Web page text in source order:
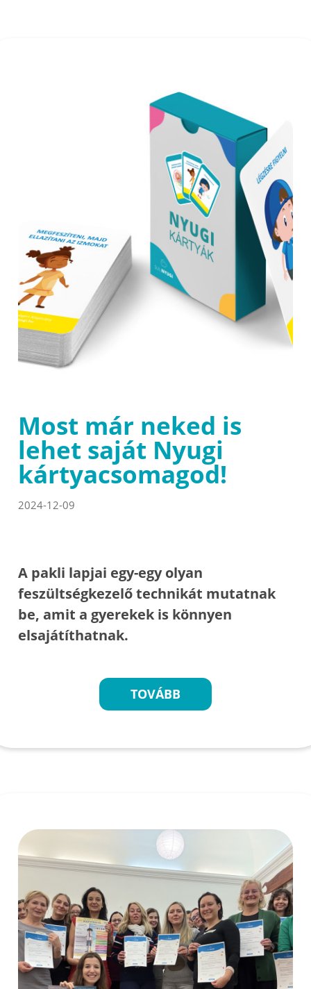
Most már neked is
lehet saját Nyugi
kártyacsomagod!
2024-12-09
A pakli lapjai egy-egy olyan
feszültségkezelő technikát mutatnak
be, amit a gyerekek is könnyen
elsajátíthatnak.
TOVÁBB